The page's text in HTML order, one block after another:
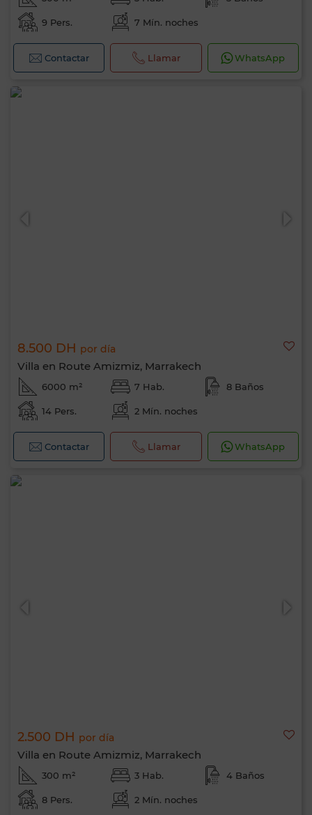
9 Pers. 7 Mín. noches
Contactar Llamar WhatsApp
8.500 DH por día
Villa en Route Amizmiz, Marrakech
6000 m² 7 Hab. 8 Baños
14 Pers. 2 Mín. noches
Contactar Llamar WhatsApp
2.500 DH por día
Villa en Route Amizmiz, Marrakech
300 m² 3 Hab. 4 Baños
8 Pers. 2 Mín. noches